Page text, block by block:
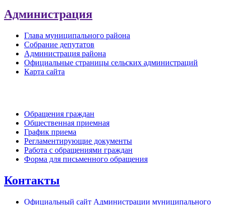
Администрация
Глава муниципального района
Собрание депутатов
Администрация района
Официальные страницы сельских администраций
Карта сайта
Обращения граждан
Общественная приемная
График приема
Регламентирующие документы
Работа с обращениями граждан
Форма для письменного обращения
Контакты
Официальный сайт Администрации муниципального